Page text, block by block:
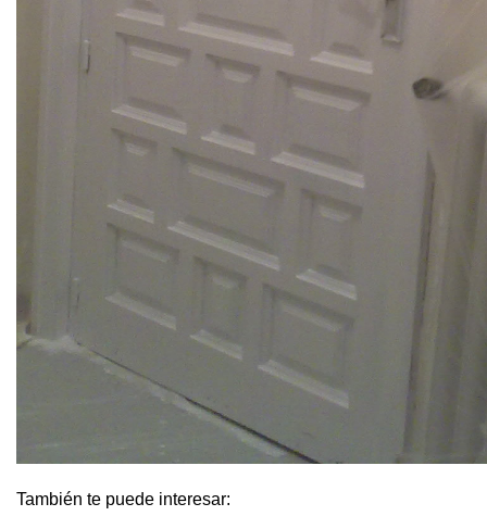
También te puede interesar: